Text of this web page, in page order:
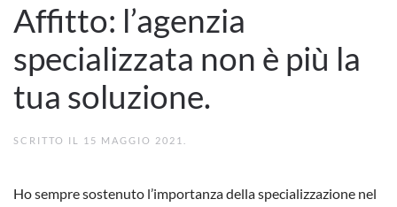
Affitto: l’agenzia
specializzata non è più la
tua soluzione.
SCRITTO IL 15 MAGGIO 2021
Ho sempre sostenuto l’importanza della specializzazione nel